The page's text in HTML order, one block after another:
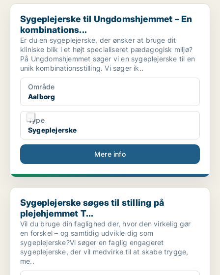
Sygeplejerske til Ungdomshjemmet – En kombinations...
Sygeplejerske til Ungdomshjemmet – En
kombinations...
Er du en sygeplejerske, der ønsker at bruge dit
kliniske blik i et højt specialiseret pædagogisk miljø?
På Ungdomshjemmet søger vi en sygeplejerske til en
unik kombinationsstilling. Vi søger ik..
Område
Aalborg
Type
Sygeplejerske
Mere info
Sygeplejerske søges til stilling på plejehjemmet T...
Sygeplejerske søges til stilling på
plejehjemmet T...
Vil du bruge din faglighed der, hvor den virkelig gør
en forskel – og samtidig udvikle dig som
sygeplejerske?Vi søger en faglig engageret
sygeplejerske, der vil medvirke til at skabe trygge,
me..